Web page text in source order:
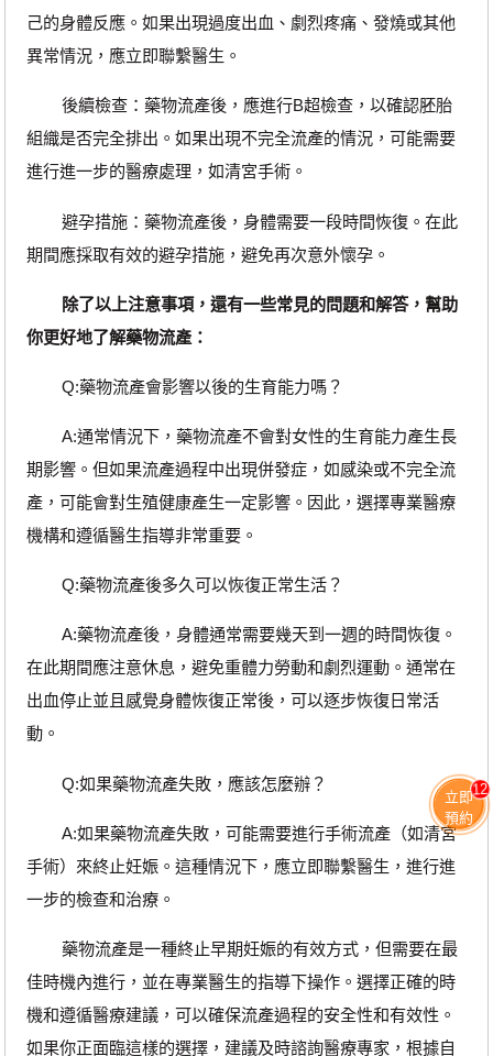
己的身體反應。如果出現過度出血、劇烈疼痛、發燒或其他
異常情況，應立即聯繫醫生。
後續檢查：藥物流產後，應進行B超檢查，以確認胚胎
組織是否完全排出。如果出現不完全流產的情況，可能需要
進行進一步的醫療處理，如清宮手術。
避孕措施：藥物流產後，身體需要一段時間恢復。在此
期間應採取有效的避孕措施，避免再次意外懷孕。
除了以上注意事項，還有一些常見的問題和解答，幫助
你更好地了解藥物流產：
Q:藥物流產會影響以後的生育能力嗎？
A:通常情況下，藥物流產不會對女性的生育能力產生長
期影響。但如果流產過程中出現併發症，如感染或不完全流
產，可能會對生殖健康產生一定影響。因此，選擇專業醫療
機構和遵循醫生指導非常重要。
Q:藥物流產後多久可以恢復正常生活？
A:藥物流產後，身體通常需要幾天到一週的時間恢復。
在此期間應注意休息，避免重體力勞動和劇烈運動。通常在
出血停止並且感覺身體恢復正常後，可以逐步恢復日常活
動。
Q:如果藥物流產失敗，應該怎麼辦？
A:如果藥物流產失敗，可能需要進行手術流產（如清宮
手術）來終止妊娠。這種情況下，應立即聯繫醫生，進行進
一步的檢查和治療。
藥物流產是一種終止早期妊娠的有效方式，但需要在最
佳時機內進行，並在專業醫生的指導下操作。選擇正確的時
機和遵循醫療建議，可以確保流產過程的安全性和有效性。
如果你正面臨這樣的選擇，建議及時諮詢醫療專家，根據自
立即
預約
12